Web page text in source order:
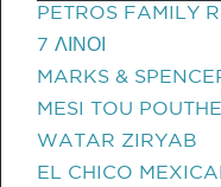
PETROS FAMILY
7 ΛΙΝΟΙ
MARKS &
MESI TOU
WATAR ZIRYAB
EL CHICO